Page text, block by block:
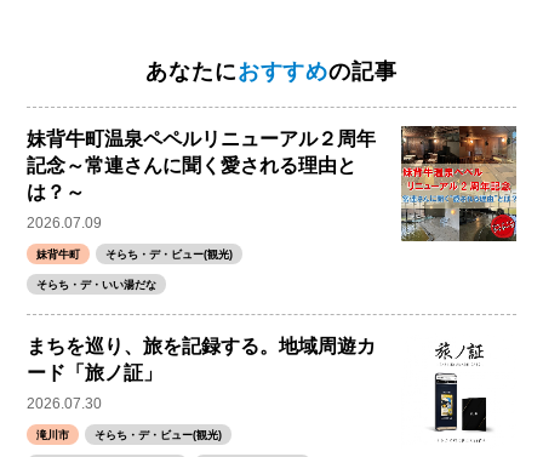
あなたにおすすめの記事
妹背牛町温泉ペペルリニューアル２周年
記念～常連さんに聞く愛される理由と
は？～
2026.07.09
妹背牛町 そらち・デ・ビュー(観光)
そらち・デ・いい湯だな
まちを巡り、旅を記録する。地域周遊カ
ード「旅ノ証」
2026.07.30
滝川市 そらち・デ・ビュー(観光)